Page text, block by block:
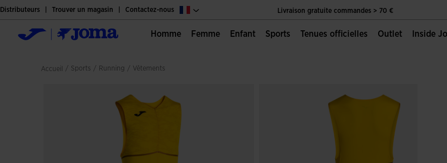
Livraison gratuite commandes > 70 €
Unique Page Officielle de Joma Sport
Livraison gratuite commandes > 70 €
Distributeurs Trouver un magasin Contactez-nous
Homme Femme Enfant Sports Tenues officielles Outlet Inside
Accueil / sports / running / vêtements